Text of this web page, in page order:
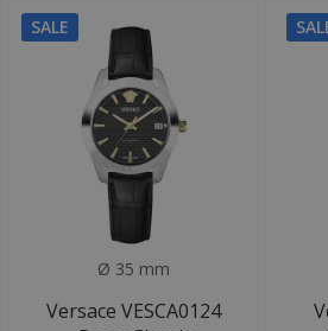
SALE
Ø 35 mm
Versace VESCA0124